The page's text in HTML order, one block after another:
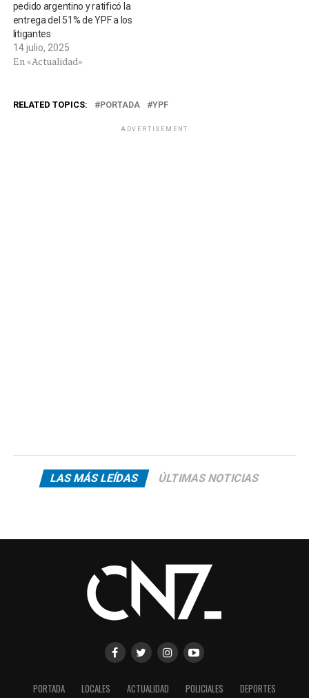
pedido argentino y ratificó la
entrega del 51% de YPF a los
litigantes
14 julio, 2025
En «Actualidad»
RELATED TOPICS: PORTADA YPF
ADVERTISEMENT
LAS MÁS LEÍDAS ÚLTIMAS NOTICIAS
PORTADA LOCALES ACTUALIDAD POLICIALES DEPORTES